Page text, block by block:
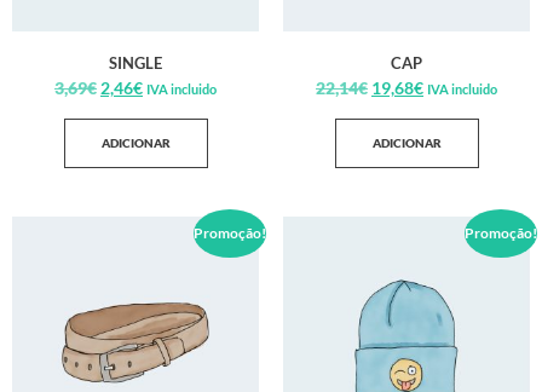
SINGLE
3,69€ 2,46€ IVA incluido
ADICIONAR
CAP
22,14€ 19,68€ IVA incluido
ADICIONAR
Promoção! Promoção!